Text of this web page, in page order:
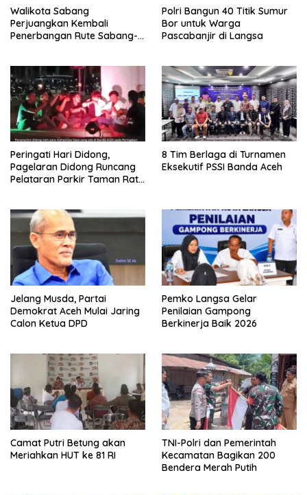
Walikota Sabang
Perjuangkan Kembali
Penerbangan Rute Sabang-
Polri Bangun 40 Titik Sumur
Bor untuk Warga
Pascabanjir di Langsa
Peringati Hari Didong,
Pagelaran Didong Runcang
Pelataran Parkir Taman Ratu
8 Tim Berlaga di Turnamen
Eksekutif PSSI Banda Aceh
Jelang Musda, Partai
Demokrat Aceh Mulai Jaring
Calon Ketua DPD
Pemko Langsa Gelar
Penilaian Gampong
Berkinerja Baik 2026
Camat Putri Betung akan
Meriahkan HUT ke 81 RI
TNI-Polri dan Pemerintah
Kecamatan Bagikan 200
Bendera Merah Putih